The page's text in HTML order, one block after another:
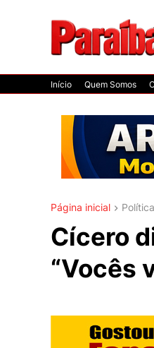
Início Quem Somos
Página inicial Política
Cícero
“Vocês